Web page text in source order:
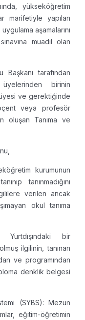
yükseköğretim
marifetiyle yapılan
aşamalarını
muadil olan
tarafından
birinin
ve gerektiğinde
veya profesör
oluşan Tanıma ve
kurumunun
tanınmadığını
verilen ancak
okul tanıma
bir
ilgilinin, tanınan
ve programından
denklik belgesi
(SYBS): Mezun
eğitim-öğretimin